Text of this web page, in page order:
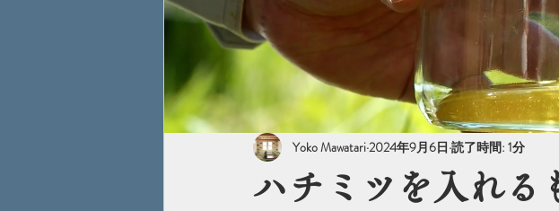
ハチミツを入れる
Yoko Mawatari2024年9月6日 読了時間: 1分